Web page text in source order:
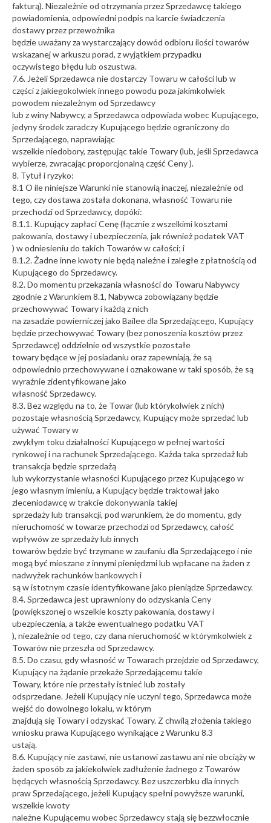
fakturą). Niezależnie od otrzymania przez Sprzedawcę takiego
powiadomienia, odpowiedni podpis na karcie świadczenia
dostawy przez przewoźnika
będzie uważany za wystarczający dowód odbioru ilości towarów
wskazanej w arkuszu porad, z wyjątkiem przypadku
oczywistego błędu lub oszustwa.
7.6. Jeżeli Sprzedawca nie dostarczy Towaru w całości lub w
części z jakiegokolwiek innego powodu poza jakimkolwiek
powodem niezależnym od Sprzedawcy
lub z winy Nabywcy, a Sprzedawca odpowiada wobec Kupującego,
jedyny środek zaradczy Kupującego będzie ograniczony do
Sprzedającego, naprawiając
wszelkie niedobory, zastępując takie Towary (lub, jeśli Sprzedawca
wybierze, zwracając proporcjonalną część Ceny ).
8. Tytuł i ryzyko:
8.1 O ile niniejsze Warunki nie stanowią inaczej, niezależnie od
tego, czy dostawa została dokonana, własność Towaru nie
przechodzi od Sprzedawcy, dopóki:
8.1.1. Kupujący zapłaci Cenę (łącznie z wszelkimi kosztami
pakowania, dostawy i ubezpieczenia, jak również podatek VAT
) w odniesieniu do takich Towarów w całości; i
8.1.2. Żadne inne kwoty nie będą należne i zaległe z płatnością od
Kupującego do Sprzedawcy.
8.2. Do momentu przekazania własności do Towaru Nabywcy
zgodnie z Warunkiem 8.1, Nabywca zobowiązany będzie
przechowywać Towary i każdą z nich
na zasadzie powierniczej jako Bailee dla Sprzedającego, Kupujący
będzie przechowywać Towary (bez ponoszenia kosztów przez
Sprzedawcę) oddzielnie od wszystkie pozostałe
towary będące w jej posiadaniu oraz zapewniają, że są
odpowiednio przechowywane i oznakowane w taki sposób, że są
wyraźnie zidentyfikowane jako
własność Sprzedawcy.
8.3. Bez względu na to, że Towar (lub którykolwiek z nich)
pozostaje własnością Sprzedawcy, Kupujący może sprzedać lub
używać Towary w
zwykłym toku działalności Kupującego w pełnej wartości
rynkowej i na rachunek Sprzedającego. Każda taka sprzedaż lub
transakcja będzie sprzedażą
lub wykorzystanie własności Kupującego przez Kupującego w
jego własnym imieniu, a Kupujący będzie traktował jako
zleceniodawcę w trakcie dokonywania takiej
sprzedaży lub transakcji, pod warunkiem, że do momentu, gdy
nieruchomość w towarze przechodzi od Sprzedawcy, całość
wpływów ze sprzedaży lub innych
towarów będzie być trzymane w zaufaniu dla Sprzedającego i nie
mogą być mieszane z innymi pieniędzmi lub wpłacane na żaden z
nadwyżek rachunków bankowych i
są w istotnym czasie identyfikowane jako pieniądze Sprzedawcy.
8.4. Sprzedawca jest uprawniony do odzyskania Ceny
(powiększonej o wszelkie koszty pakowania, dostawy i
ubezpieczenia, a także ewentualnego podatku VAT
), niezależnie od tego, czy dana nieruchomość w którymkolwiek z
Towarów nie przeszła od Sprzedawcy.
8.5. Do czasu, gdy własność w Towarach przejdzie od Sprzedawcy,
Kupujący na żądanie przekaże Sprzedającemu takie
Towary, które nie przestały istnieć lub zostały
odsprzedane. Jeżeli Kupujący nie uczyni tego, Sprzedawca może
wejść do dowolnego lokalu, w którym
znajdują się Towary i odzyskać Towary. Z chwilą złożenia takiego
wniosku prawa Kupującego wynikające z Warunku 8.3
ustają.
8.6. Kupujący nie zastawi, nie ustanowi zastawu ani nie obciąży w
żaden sposób za jakiekolwiek zadłużenie żadnego z Towarów
będących własnością Sprzedawcy. Bez uszczerbku dla innych
praw Sprzedającego, jeżeli Kupujący spełni powyższe warunki,
wszelkie kwoty
należne Kupującemu wobec Sprzedawcy stają się bezzwłocznie